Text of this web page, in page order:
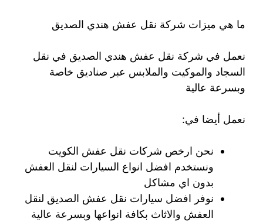
ما هي ميزات شركة نقل عفش هندي الصديق
نعمل في شركة نقل عفش هندي الصديق في نقل
السجاد والموكيت والملابس عبر صناديق خاصة
وبسرعة عالية
نعمل أيضا في:
نحن ارخص شركات نقل عفش الكويت
ونستخدم افضل انواع السيارات لنقل العفش
بدون اي مشاكل
نوفر افضل سيارات نقل عفش الصديق لنقل
العفش والاثاث بكافة انواعها وبسرعة عالية